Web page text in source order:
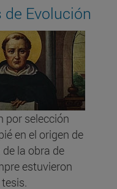
Evolución
por selección
en el origen de
la obra de
estuvieron